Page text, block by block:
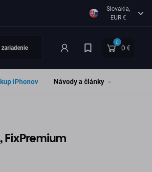
Slovakia,
EUR €
0
0 €
iPhonov Návody a články
FixPremium